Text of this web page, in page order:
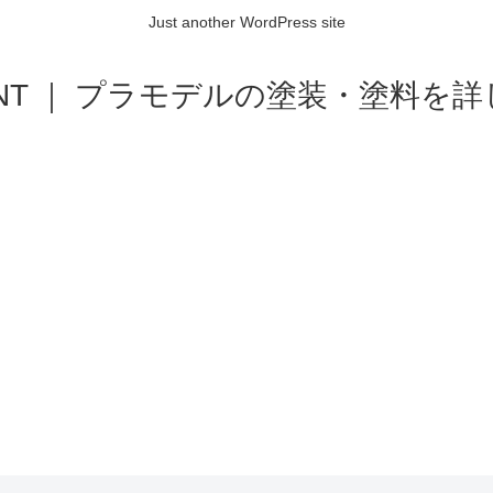
Just another WordPress site
｜ プラモデルの塗装・塗料を詳